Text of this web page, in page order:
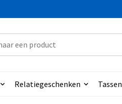
Relatiegeschenken Tassen